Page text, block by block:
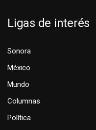
Ligas de interés
Sonora
México
Mundo
Columnas
Política